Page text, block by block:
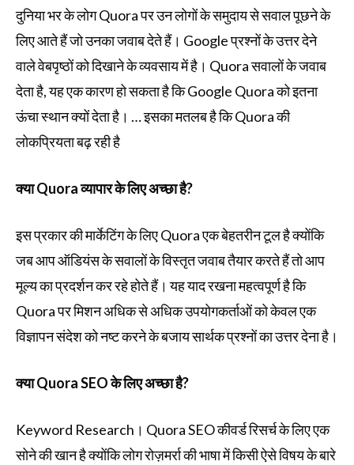
दुनिया भर के लोग Quora पर उन लोगों के समुदाय से सवाल पूछने के
लिए आते हैं जो उनका जवाब देते हैं। Google प्रश्नों के उत्तर देने
वाले वेबपृष्ठों को दिखाने के व्यवसाय में है। Quora सवालों के जवाब
देता है, यह एक कारण हो सकता है कि Google Quora को इतना
ऊंचा स्थान क्यों देता है। … इसका मतलब है कि Quora की
लोकप्रियता बढ़ रही है
क्या Quora व्यापार के लिए अच्छा है?
इस प्रकार की मार्केटिंग के लिए Quora एक बेहतरीन टूल है क्योंकि
जब आप ऑडियंस के सवालों के विस्तृत जवाब तैयार करते हैं तो आप
मूल्य का प्रदर्शन कर रहे होते हैं। यह याद रखना महत्वपूर्ण है कि
Quora पर मिशन अधिक से अधिक उपयोगकर्ताओं को केवल एक
विज्ञापन संदेश को नष्ट करने के बजाय सार्थक प्रश्नों का उत्तर देना है।
क्या Quora SEO के लिए अच्छा है?
Keyword Research। Quora SEO कीवर्ड रिसर्च के लिए एक
सोने की खान है क्योंकि लोग रोज़मर्रा की भाषा में किसी ऐसे विषय के बारे